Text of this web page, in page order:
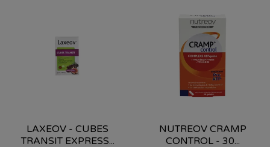
LAXEOV - CUBES
TRANSIT EXPRESS...
NUTREOV CRAMP
CONTROL - 30...